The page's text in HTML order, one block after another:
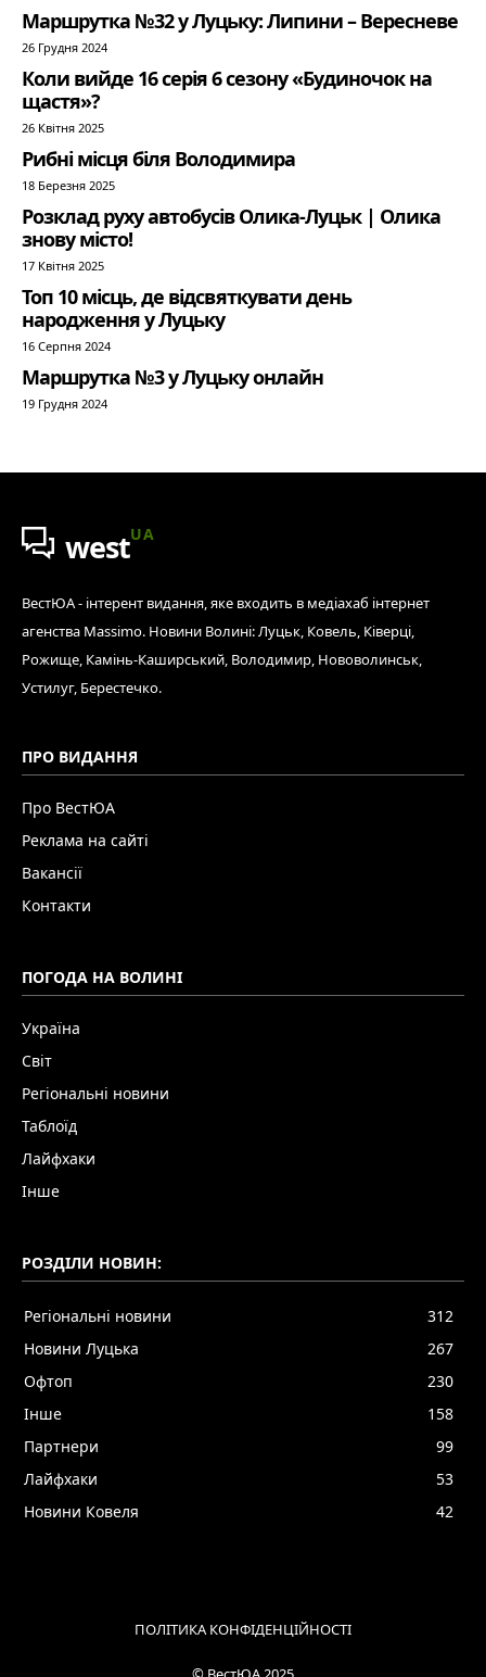
Маршрутка №32 у Луцьку: Липини – Вересневе
26 Грудня 2024
Коли вийде 16 серія 6 сезону «Будиночок на
щастя»?
26 Квітня 2025
Рибні місця біля Володимира
18 Березня 2025
Розклад руху автобусів Олика-Луцьк | Олика
знову місто!
17 Квітня 2025
Топ 10 місць, де відсвяткувати день
народження у Луцьку
16 Серпня 2024
Маршрутка №3 у Луцьку онлайн
19 Грудня 2024
westUA
ВестЮА - інтерент видання, яке входить в медіахаб інтернет
агенства Massimo. Новини Волині: Луцьк, Ковель, Ківерці,
Рожище, Камінь-Каширський, Володимир, Нововолинськ,
Устилуг, Берестечко.
ПРО ВИДАННЯ
Про ВестЮА
Реклама на сайті
Вакансії
Контакти
ПОГОДА НА ВОЛИНІ
Україна
Світ
Регіональні новини
Таблоїд
Лайфхаки
Інше
РОЗДІЛИ НОВИН:
Регіональні новини
312
Новини Луцька
267
Офтоп
230
Інше
158
Партнери
99
Лайфхаки
53
Новини Ковеля
42
ПОЛІТИКА КОНФІДЕНЦІЙНОСТІ